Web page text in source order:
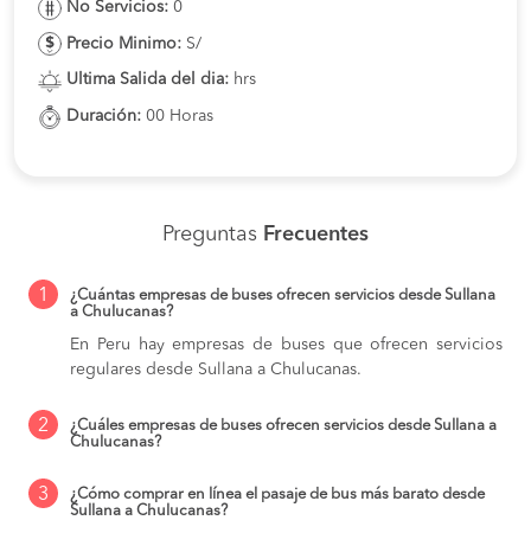
No Servicios: 0
Precio Minimo: S/
Ultima Salida del dia: hrs
Duración: 00 Horas
Preguntas Frecuentes
1
¿Cuántas empresas de buses ofrecen servicios desde Sullana
a Chulucanas?
En Peru hay empresas de buses que ofrecen servicios
regulares desde Sullana a Chulucanas.
2
¿Cuáles empresas de buses ofrecen servicios desde Sullana a
Chulucanas?
3
¿Cómo comprar en línea el pasaje de bus más barato desde
Sullana a Chulucanas?